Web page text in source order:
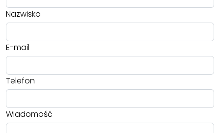
Nazwisko
E-mail
Telefon
Wiadomość